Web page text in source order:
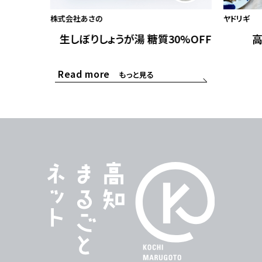
株式会社あさの
生しぼりしょうが湯 糖質30%OFF
ヤドリギ
Read more もっと見る